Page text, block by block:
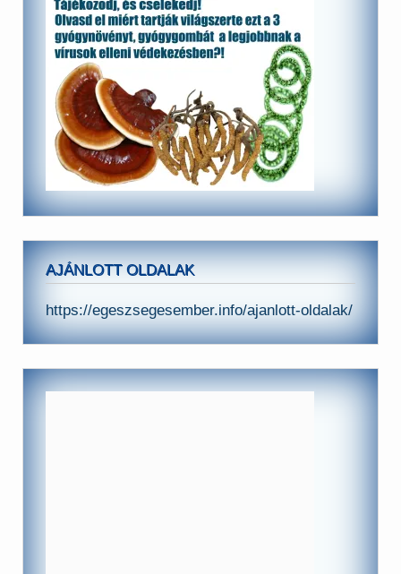
AJÁNLOTT OLDALAK
https://egeszsegesember.info/ajanlott-oldalak/